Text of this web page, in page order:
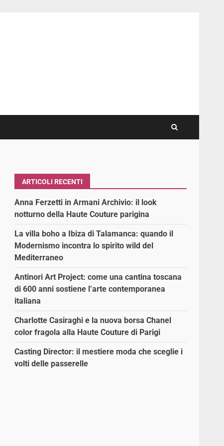
ARTICOLI RECENTI
Anna Ferzetti in Armani Archivio: il look
notturno della Haute Couture parigina
La villa boho a Ibiza di Talamanca: quando il
Modernismo incontra lo spirito wild del
Mediterraneo
Antinori Art Project: come una cantina toscana
di 600 anni sostiene l’arte contemporanea
italiana
Charlotte Casiraghi e la nuova borsa Chanel
color fragola alla Haute Couture di Parigi
Casting Director: il mestiere moda che sceglie i
volti delle passerelle